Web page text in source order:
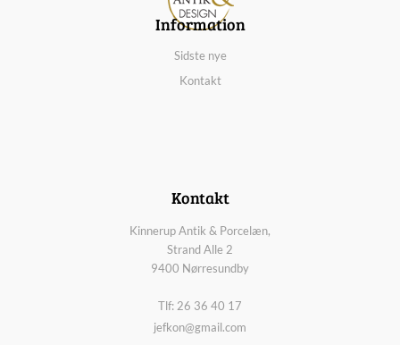
Information
Sidste nye
Kontakt
Kontakt
Kinnerup Antik & Porcelæn,
Strand Alle 2
9400 Nørresundby
Tlf: 26 36 40 17
jefkon@gmail.com